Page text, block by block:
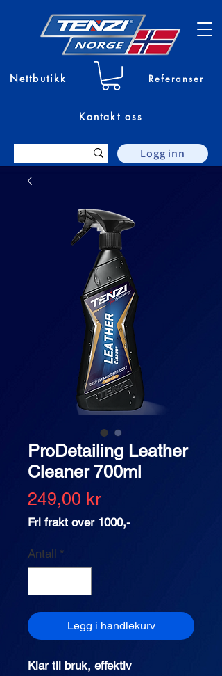
Nettbutikk Referanser
Kontakt oss
Logg inn
ProDetailing Leather
Cleaner 700ml
249,00 krPris
Fri frakt over 1000,-
Antall *
Legg i handlekurv
Klar til bruk, effektiv